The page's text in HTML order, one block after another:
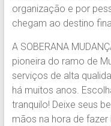
Içamento.
Içamento
BH
é
com
A
Soberana
Içamentos.
organização e por
chegam ao destino
A SOBERANA
pioneira do ramo de
serviços de alta
há muitos anos.
tranquilo! Deixe seus
mãos na hora de fazer